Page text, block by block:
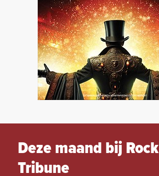
Deze maand bij Rock
Tribune